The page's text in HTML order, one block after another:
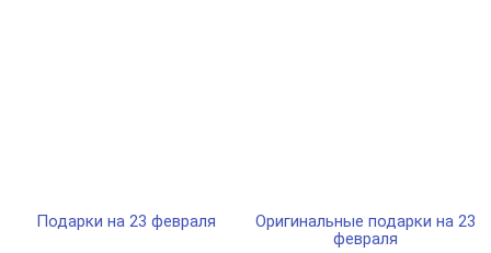
Подарки на 23 февраля
Оригинальные подарки на 23
февраля